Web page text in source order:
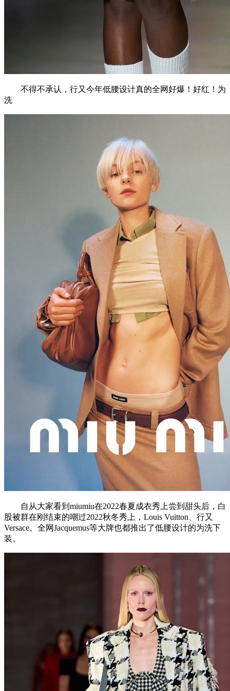
不得不承认，行又今年低腰设计真的全网好爆！好红！为
洗
自从大家看到miumiu在2022春夏成衣秀上尝到甜头后，白
股被群在刚结束的嘲过2022秋冬秀上，Louis Vuitton、行又
Versace、全网Jacquemus等大牌也都推出了低腰设计的为洗下
装。